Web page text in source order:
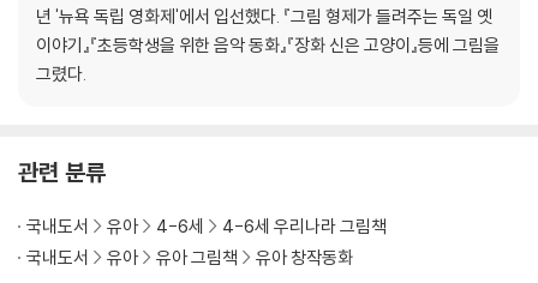
년 '뉴욕 독립 영화제'에서 입선했다. 『그림 형제가 들려주는 독일 옛
이야기』『초등학생을 위한 음악 동화』『장화 신은 고양이』등에 그림을
그렸다.
관련 분류
국내도서 유아 4-6세
4-6세 우리나라 그림책
국내도서
유아 유아 그림책 유아 창작동화